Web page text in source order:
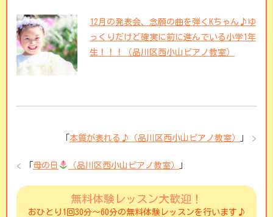
12月の発表会、念願の曲を弾くKちゃん♪ゆ
っくりだけど確実に前に進んでいる小学1年
生！！！（品川区西小山ピアノ教室）
本質が表れる♪（品川区西小山ピアノ教室） 」
母の日 （品川区西小山ピアノ教室） 」
無料体験レッスン大歓迎！
おひとり1回30分〜60分の無料体験レッスンを行います♪